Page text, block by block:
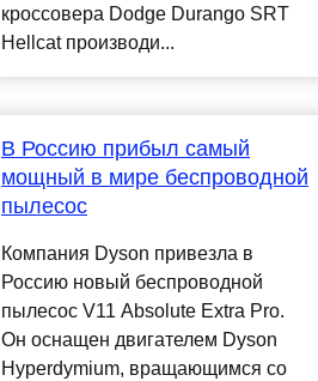
кроссовера Dodge Durango SRT
Hellcat производи...
В Россию прибыл самый
мощный в мире беспроводной
пылесос
Компания Dyson привезла в
Россию новый беспроводной
пылесос V11 Absolute Extra Pro.
Он оснащен двигателем Dyson
Hyperdymium, вращающимся со